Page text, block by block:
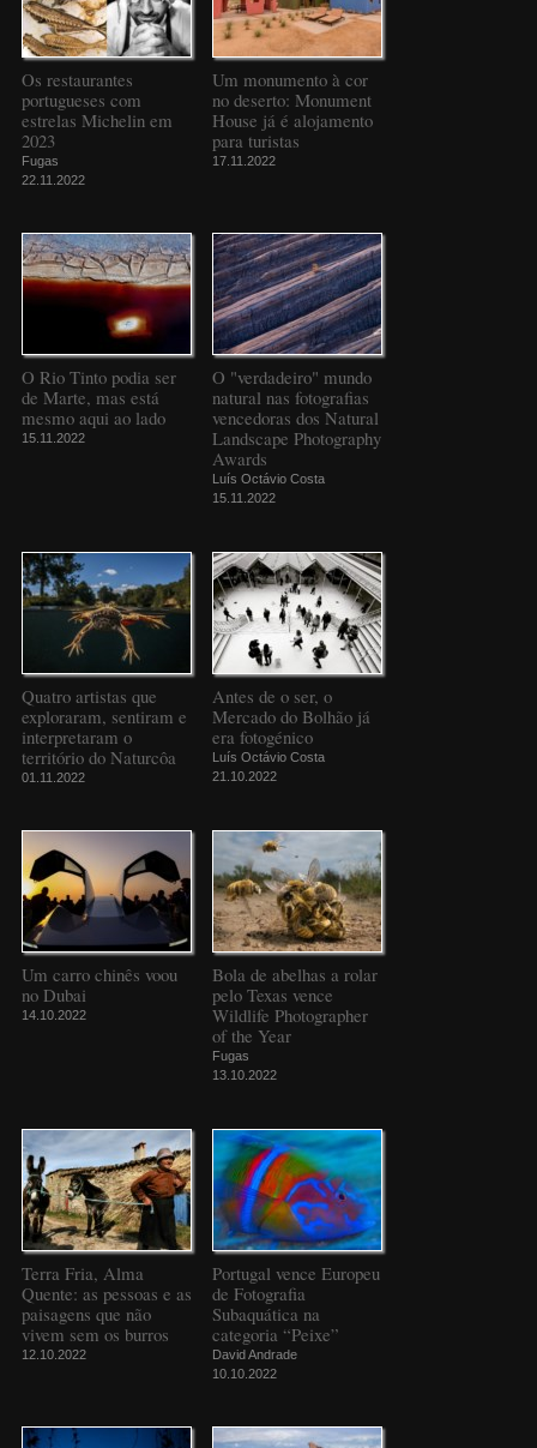
Os restaurantes
portugueses com
estrelas Michelin em
2023
Fugas
22.11.2022
Um monumento à cor
no deserto: Monument
House já é alojamento
para turistas
17.11.2022
O Rio Tinto podia ser
de Marte, mas está
mesmo aqui ao lado
15.11.2022
O "verdadeiro" mundo
natural nas fotografias
vencedoras dos Natural
Landscape Photography
Awards
Luís Octávio Costa
15.11.2022
Quatro artistas que
exploraram, sentiram e
interpretaram o
território do Naturcôa
01.11.2022
Antes de o ser, o
Mercado do Bolhão já
era fotogénico
Luís Octávio Costa
21.10.2022
Um carro chinês voou
no Dubai
14.10.2022
Bola de abelhas a rolar
pelo Texas vence
Wildlife Photographer
of the Year
Fugas
13.10.2022
Terra Fria, Alma
Quente: as pessoas e as
paisagens que não
vivem sem os burros
12.10.2022
Portugal vence Europeu
de Fotografia
Subaquática na
categoria “Peixe”
David Andrade
10.10.2022